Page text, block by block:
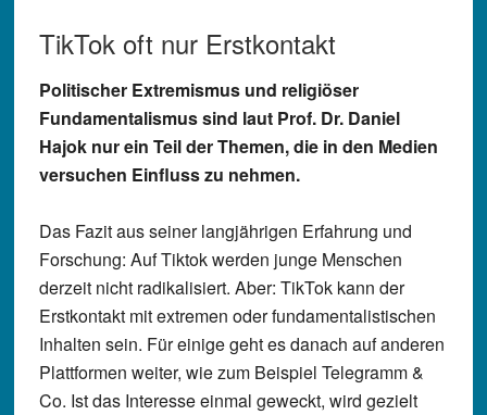
TikTok oft nur Erstkontakt
Politischer Extremismus und religiöser
Fundamentalismus sind laut Prof. Dr. Daniel
Hajok nur ein Teil der Themen, die in den Medien
versuchen Einfluss zu nehmen.
Das Fazit aus seiner langjährigen Erfahrung und
Forschung: Auf Tiktok werden junge Menschen
derzeit nicht radikalisiert. Aber: TikTok kann der
Erstkontakt mit extremen oder fundamentalistischen
Inhalten sein. Für einige geht es danach auf anderen
Plattformen weiter, wie zum Beispiel Telegramm &
Co. Ist das Interesse einmal geweckt, wird gezielt